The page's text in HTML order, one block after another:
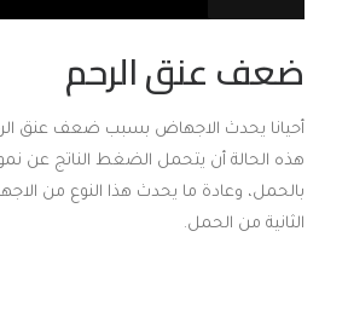
ضعف عنق الرحم
أحيانا يحدث الاجهاض بسبب ضعف عنق
هذه الحالة أن يتحمل الضغط الناتج عن
بالحمل، وعادة ما يحدث هذا النوع من
الثانية من الحمل.